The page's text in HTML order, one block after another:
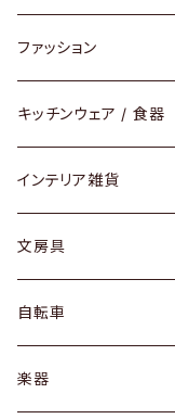
チェア / スツール
ダイニングセット / ダ
ローテーブル / サイド
デスク / コンソール
ドレッサー
シェルフ
ペンダントライト
テーブルランプ / デスク
フロアライト
ファッション
アクセサリー
リング
ピアス / イヤリング
財布
バッグ
アウター
トップス
キッチンウェア / 食器
グラス / タンブラー
カップ / マグ
プレート / ボウル
カトラリー
インテリア雑貨
文房具
自転車
dahon
楽器